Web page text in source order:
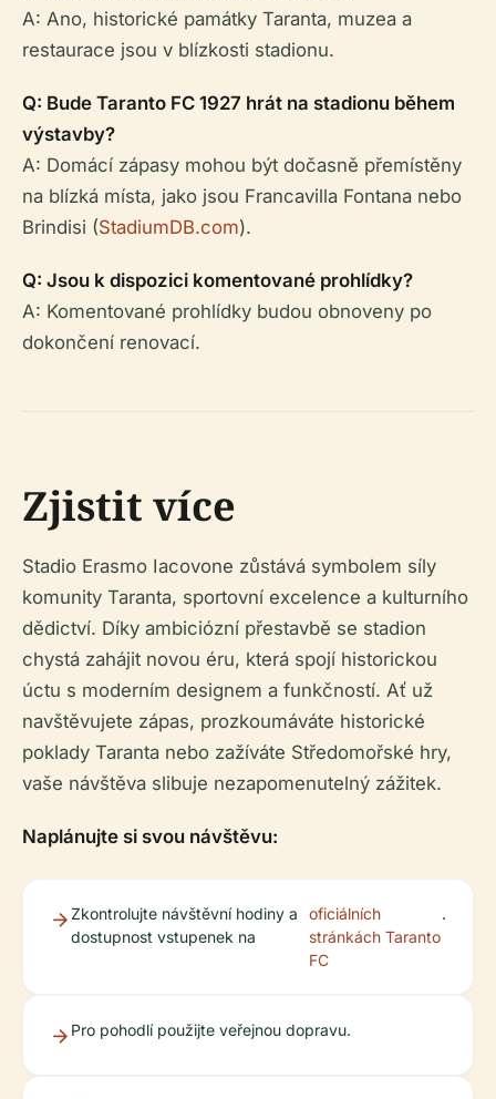
A: Ano, historické památky Taranta, muzea a
restaurace jsou v blízkosti stadionu.
Q: Bude Taranto FC 1927 hrát na stadionu během
výstavby?
A: Domácí zápasy mohou být dočasně přemístěny
na blízká místa, jako jsou Francavilla Fontana nebo
Brindisi (StadiumDB.com).
Q: Jsou k dispozici komentované prohlídky?
A: Komentované prohlídky budou obnoveny po
dokončení renovací.
Zjistit více
Stadio Erasmo Iacovone zůstává symbolem síly
komunity Taranta, sportovní excelence a kulturního
dědictví. Díky ambiciózní přestavbě se stadion
chystá zahájit novou éru, která spojí historickou
úctu s moderním designem a funkčností. Ať už
navštěvujete zápas, prozkoumáváte historické
poklady Taranta nebo zažíváte Středomořské hry,
vaše návštěva slibuje nezapomenutelný zážitek.
Naplánujte si svou návštěvu:
Zkontrolujte návštěvní hodiny a
dostupnost vstupenek na
oficiálních
stránkách Taranto
FC
.
Pro pohodlí použijte veřejnou dopravu.